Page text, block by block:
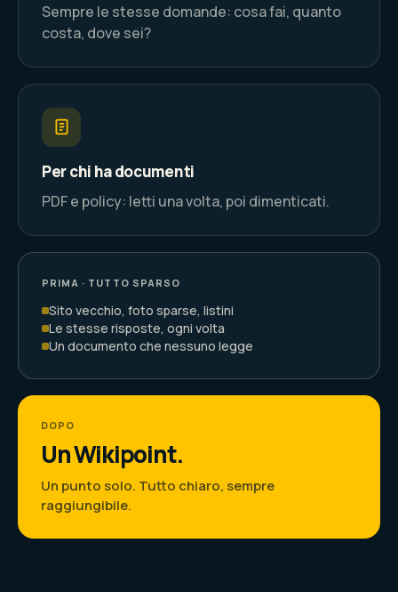
Sempre le stesse domande: cosa fai, quanto
costa, dove sei?
Per chi ha documenti
PDF e policy: letti una volta, poi dimenticati.
PRIMA · TUTTO SPARSO
Sito vecchio, foto sparse, listini
Le stesse risposte, ogni volta
Un documento che nessuno legge
DOPO
Un Wikipoint.
Un punto solo. Tutto chiaro, sempre
raggiungibile.